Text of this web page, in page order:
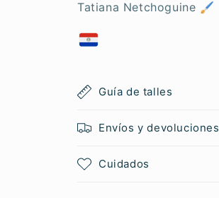
Tatiana Netchoguine 🖌
Guía de talles
Envíos y devoluciones
Cuidados